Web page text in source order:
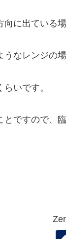
に出ている
なレンジの
いです。
ですので、